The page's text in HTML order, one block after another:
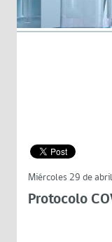
Miércoles 29 de
Protocolo